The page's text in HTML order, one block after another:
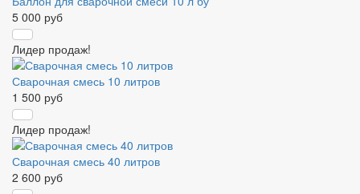
5 000 руб
Лидер продаж!
Сварочная смесь 10 литров
1 500 руб
Лидер продаж!
Сварочная смесь 40 литров
2 600 руб